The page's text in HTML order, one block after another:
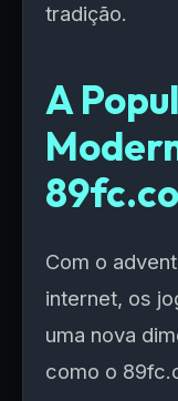
tradição.
A
Com o
internet, os
uma nova
como o